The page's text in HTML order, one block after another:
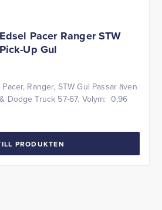
Pacer Ranger STW
Up Gul
Ranger, STW Gul Passar även
Dodge Truck 57-67. Volym: 0,96
PRODUKTEN